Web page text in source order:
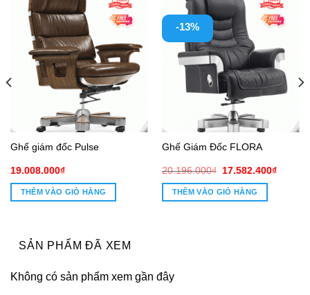
Ghế giám đốc Pulse
19.008.000₫
THÊM VÀO GIỎ HÀNG
-13%
Ghế Giám Đốc FLORA
20.196.000₫
Giá
là:
20.196.000₫.
17.582.400₫Giá
THÊM VÀO GIỎ HÀNG
SẢN PHẨM ĐÃ XEM
Không có sản phẩm xem gần đây